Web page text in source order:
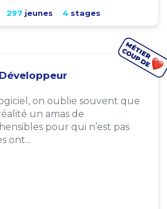
297jeunes 4stages
Développeur
on oublie souvent que
un amas de
pour qui n’est pas
ont...